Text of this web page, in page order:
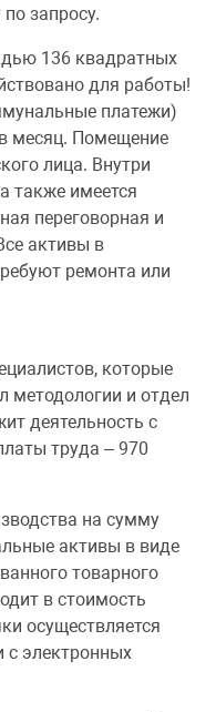
запросу.
136 квадратных
для работы!
платежи)
месяц. Помещение
лица. Внутри
также имеется
переговорная и
активы в
ремонта или
которые
методологии и отдел
деятельность с
труда – 970
на сумму
активы в виде
товарного
в стоимость
осуществляется
с электронных